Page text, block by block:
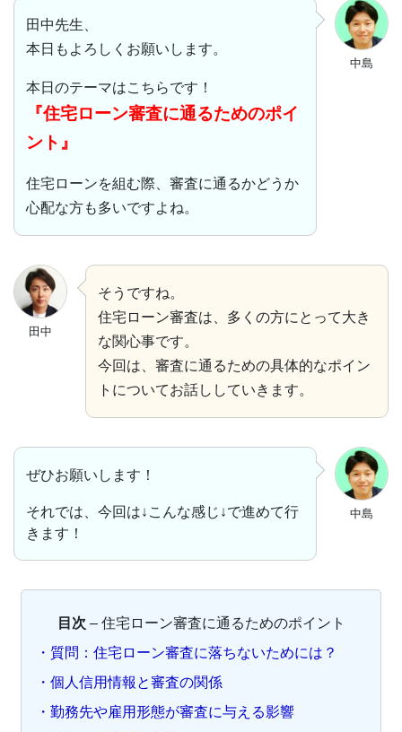
中島
田中先生、
本日もよろしくお願いします。
本日のテーマはこちらです！
『住宅ローン審査に通るためのポイ
ント』
住宅ローンを組む際、審査に通るかどうか
心配な方も多いですよね。
田中
そうですね。
住宅ローン審査は、多くの方にとって大き
な関心事です。
今回は、審査に通るための具体的なポイン
トについてお話ししていきます。
中島
ぜひお願いします！
それでは、今回は↓こんな感じ↓で進めて行
きます！
目次 – 住宅ローン審査に通るためのポイント
・質問：住宅ローン審査に落ちないためには？
・個人信用情報と審査の関係
・勤務先や雇用形態が審査に与える影響